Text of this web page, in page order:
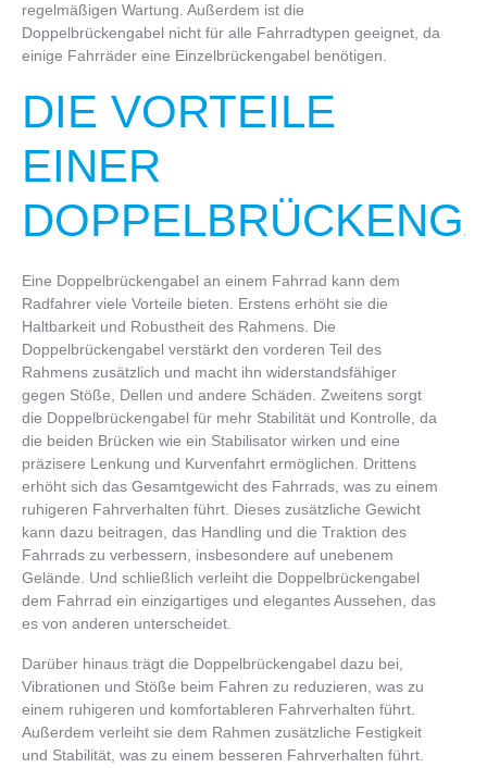
regelmäßigen Wartung. Außerdem ist die
Doppelbrückengabel nicht für alle Fahrradtypen geeignet, da
einige Fahrräder eine Einzelbrückengabel benötigen.
DIE VORTEILE
EINER
Eine Doppelbrückengabel an einem Fahrrad kann dem
Radfahrer viele Vorteile bieten. Erstens erhöht sie die
Haltbarkeit und Robustheit des Rahmens. Die
Doppelbrückengabel verstärkt den vorderen Teil des
Rahmens zusätzlich und macht ihn widerstandsfähiger
gegen Stöße, Dellen und andere Schäden. Zweitens sorgt
die Doppelbrückengabel für mehr Stabilität und Kontrolle, da
die beiden Brücken wie ein Stabilisator wirken und eine
präzisere Lenkung und Kurvenfahrt ermöglichen. Drittens
erhöht sich das Gesamtgewicht des Fahrrads, was zu einem
ruhigeren Fahrverhalten führt. Dieses zusätzliche Gewicht
kann dazu beitragen, das Handling und die Traktion des
Fahrrads zu verbessern, insbesondere auf unebenem
Gelände. Und schließlich verleiht die Doppelbrückengabel
dem Fahrrad ein einzigartiges und elegantes Aussehen, das
es von anderen unterscheidet.
Darüber hinaus trägt die Doppelbrückengabel dazu bei,
Vibrationen und Stöße beim Fahren zu reduzieren, was zu
einem ruhigeren und komfortableren Fahrverhalten führt.
Außerdem verleiht sie dem Rahmen zusätzliche Festigkeit
und Stabilität, was zu einem besseren Fahrverhalten führt.